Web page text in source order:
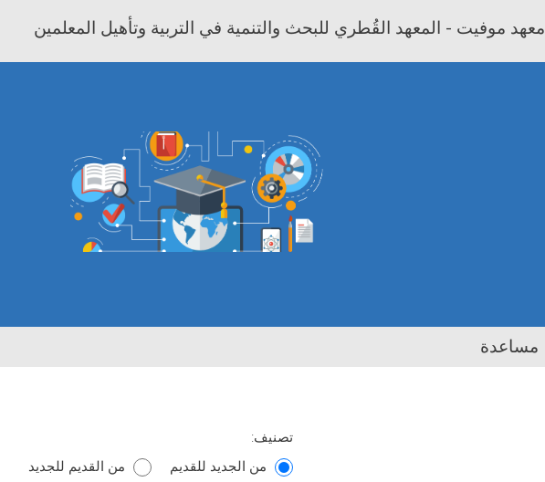
معهد موفيت - المعهد القُطري للبحث والتنمية في التربية وتأهيل المعلمين
مساعدة
تصنيف:
من الجديد للقديم
من القديم للجديد